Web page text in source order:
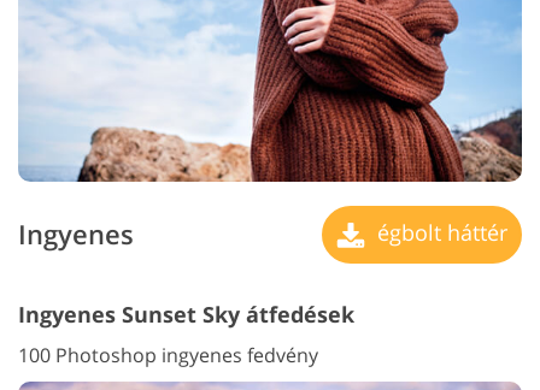
Ingyenes égbolt háttér
Ingyenes Sunset Sky átfedések
100 Photoshop ingyenes fedvény